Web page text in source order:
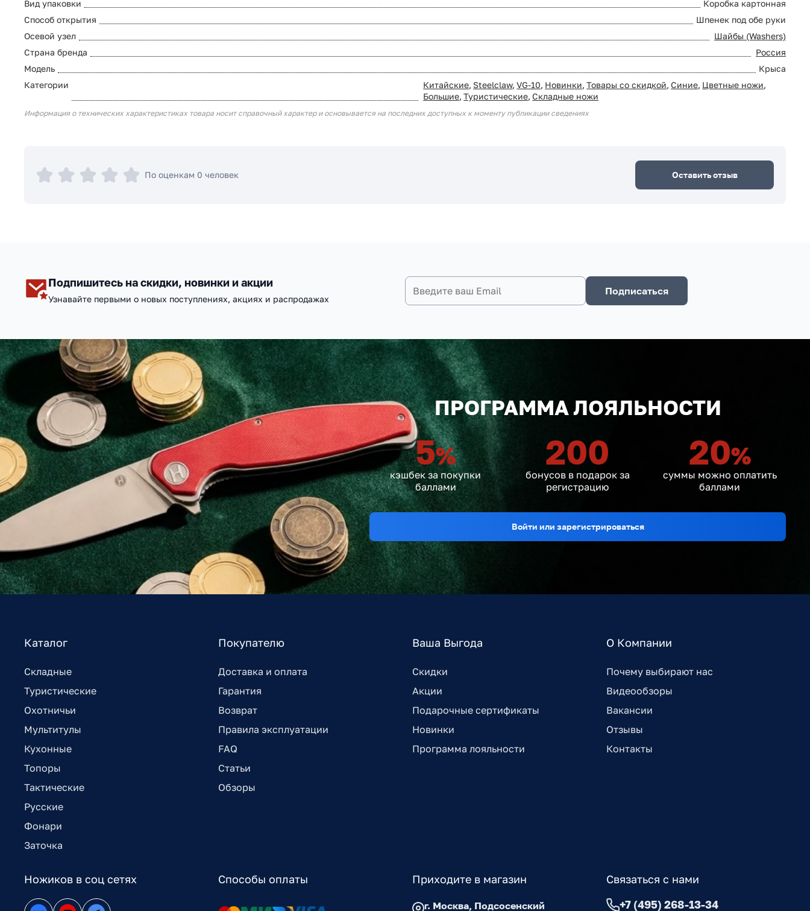
Вид упаковки
Коробка картонная
Способ открытия
Шпенек под обе руки
Осевой узел
Шайбы (Washers)
Страна бренда
Россия
Модель
Крыса
Категории
Китайские, Steelclaw, VG-10, Новинки, Товары со скидкой, Синие, Цветные ножи,
Большие, Туристические, Складные ножи
Информация о технических характеристиках товара носит справочный характер и основывается на последних доступных к моменту публикации сведениях
По оценкам 0 человек Оставить отзыв
Подпишитесь на скидки, новинки и акции
Узнавайте первыми о новых поступлениях, акциях и распродажах
Подписаться
ПРОГРАММА ЛОЯЛЬНОСТИ
5%
кэшбек за покупки
баллами
200
бонусов в подарок за
регистрацию
20%
суммы можно оплатить
баллами
Войти или зарегистрироваться
Каталог
Складные
Туристические
Охотничьи
Мультитулы
Кухонные
Топоры
Тактические
Русские
Фонари
Заточка
Покупателю
Доставка и оплата
Гарантия
Возврат
Правила эксплуатации
FAQ
Статьи
Обзоры
Ваша Выгода
Скидки
Акции
Подарочные сертификаты
Новинки
Программа лояльности
О Компании
Почему выбирают нас
Видеообзоры
Вакансии
Отзывы
Контакты
Ножиков в соц сетях Способы оплаты Приходите в магазин
г. Москва, Подсосенский
Связаться с нами
+7 (495) 268-13-34